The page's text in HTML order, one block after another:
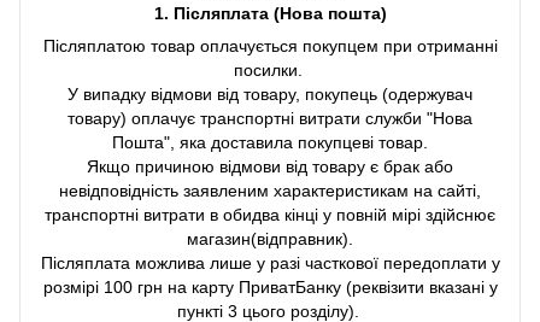
1. Післяплата (Нова пошта)
Післяплатою товар оплачується покупцем при отриманні
посилки.
У випадку відмови від товару, покупець (одержувач
товару) оплачує транспортні витрати служби "Нова
Пошта", яка доставила покупцеві товар.
Якщо причиною відмови від товару є брак або
невідповідність заявленим характеристикам на сайті,
транспортні витрати в обидва кінці у повній мірі здійснює
магазин(відправник).
Післяплата можлива лише у разі часткової передоплати у
розмірі 100 грн на карту ПриватБанку (реквізити вказані у
пункті 3 цього розділу).